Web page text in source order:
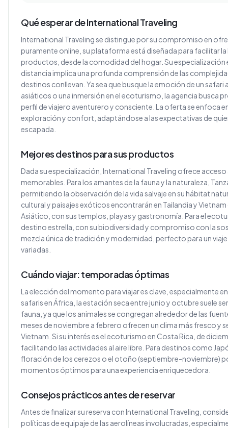
Qué esperar de International Traveling
International Traveling se distingue por su compromiso en
puramente online, su plataforma está diseñada para facilitar la
productos, desde la comodidad del hogar. Su especialización
distancia implica una profunda comprensión de las
destinos conllevan. Ya sea que busque la emoción de un
asiáticos o una inmersión en el ecoturismo, la agencia busca
perfil de viajero aventurero y consciente. La oferta se enfoca
exploración y confort, adaptándose a las expectativas de
escapada.
Mejores destinos para sus productos
Dada su especialización, International Traveling ofrece
memorables. Para los amantes de la fauna y la naturaleza,
permitiendo la observación de la vida salvaje en su hábitat
cultural y paisajes exóticos encontrarán en Tailandia y
Asiático, con sus templos, playas y gastronomía. Para el
destino estrella, con su biodiversidad y compromiso con la
mezcla única de tradición y modernidad, perfecto para un
variadas.
Cuándo viajar: temporadas óptimas
La elección del momento para viajar es clave, especialmente
safaris en África, la estación seca entre junio y octubre suele
fauna, ya que los animales se congregan alrededor de las
meses de noviembre a febrero ofrecen un clima más fresco y
Vietnam. Si su interés es el ecoturismo en Costa Rica, de
facilitando las actividades al aire libre. Para destinos como
floración de los cerezos o el otoño (septiembre-noviembre)
momentos óptimos para una experiencia enriquecedora.
Consejos prácticos antes de reservar
Antes de finalizar su reserva con International Traveling,
políticas de equipaje de las aerolíneas involucradas,